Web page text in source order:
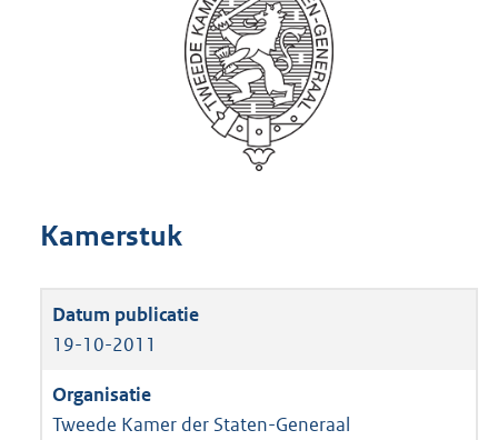
Kamerstuk
19-10-2011
Tweede Kamer der Staten-Generaal